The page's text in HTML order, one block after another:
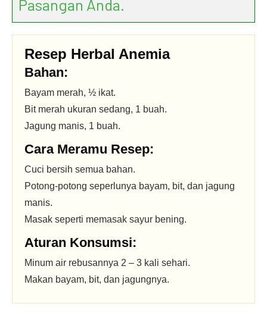
Pasangan Anda.
Resep Herbal Anemia
Bahan:
Bayam merah, ½ ikat.
Bit merah ukuran sedang, 1 buah.
Jagung manis, 1 buah.
Cara Meramu Resep:
Cuci bersih semua bahan.
Potong-potong seperlunya bayam, bit, dan jagung
manis.
Masak seperti memasak sayur bening.
Aturan Konsumsi:
Minum air rebusannya 2 – 3 kali sehari.
Makan bayam, bit, dan jagungnya.